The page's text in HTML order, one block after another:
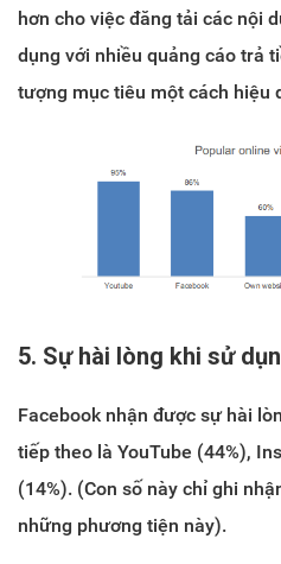
hơn cho việc đăng tải các nội
dụng với nhiều quảng cáo trả
tượng mục tiêu một cách hiệu
5. Sự hài lòng khi sử
Facebook nhận được sự hài
tiếp theo là YouTube (44%),
(14%). (Con số này chỉ ghi
những phương tiện này).